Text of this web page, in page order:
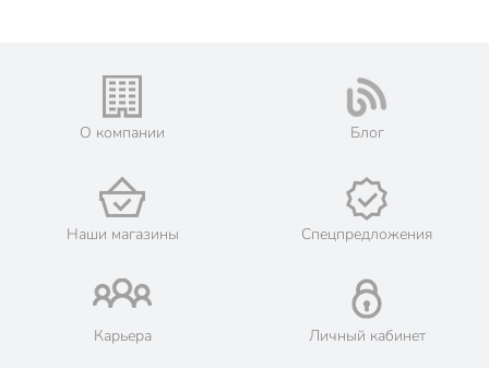
О компании Блог
Наши магазины Спецпредложения
Карьера Личный кабинет